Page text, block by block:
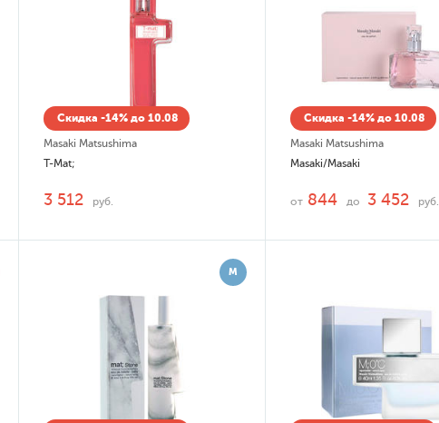
Скидка -14% до 10.08
Masaki Matsushima
T-Mat;
3 512 руб.
Скидка -14% до 10.08
Masaki Matsushima
Masaki/Masaki
от 844 до 3 452 руб.
М